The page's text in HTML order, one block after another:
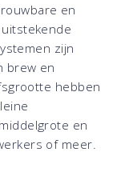
en
zijn
brew en
hebben
en
of meer.